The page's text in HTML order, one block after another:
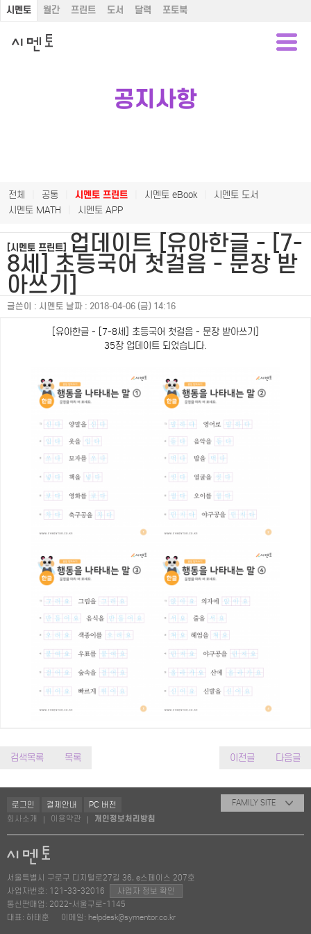
시멘토 월간 프린트 도서 달력 포토북
공지사항
전체 공통 시멘토 프린트 시멘토 eBook
시멘토 도서
시멘토 MATH
시멘토 APP
[시멘토 프린트] 업데이트 [유아한글 - [7-
8세] 초등국어 첫걸음 - 문장 받
아쓰기]
글쓴이 : 시멘토 날짜 : 2018-04-06 (금) 14:16
[유아한글 - [7-8세] 초등국어 첫걸음 - 문장 받아쓰기]
35장 업데이트 되었습니다.
검색목록 목록 이전글 다음글
로그인 결제안내
PC 버전
회사소개
이용약관 개인정보처리방침
FAMILY SITE
서울특별시 구로구 디지털로27길 36, e스페이스 207호
사업자번호: 121-33-32016
사업자 정보 확인
통신판매업: 2022-서울구로-1145
대표: 하태훈
이메일: helpdesk@symentor.co.kr